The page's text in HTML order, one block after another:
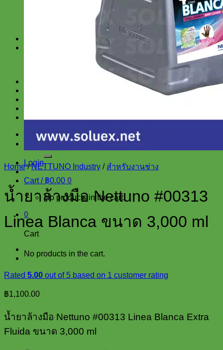
บทความ และ ข่าวสาร
Search
for:
Login
Cart / ฿0.00 0
No products in the cart.
0
Cart
No products in the cart.
Home / NETTUNO Industry / สำหรับงานช่าง
น้ำยาล้างมือ Nettuno #00313
Linea Blanca ขนาด 3,000 ml
Rated 5.00 out of 5 based on 1 customer rating
฿1,100.00
น้ำยาล้างมือ Nettuno #00313 Linea Blanca Extra
Fluida ขนาด 3,000 ml